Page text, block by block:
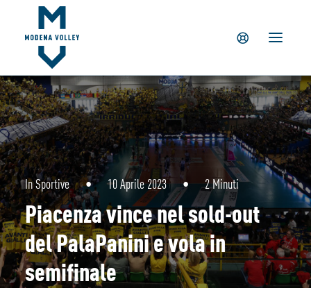
IL CLUB
NEWS
TICKETING
SUMMER CAMP
MV PARTNERS
PALAPANINI
GIOVANILI
ACADEMY
STORE
InSportive • 10 Aprile 2023 • 2 Minuti
Piacenza vince nel sold-out
del PalaPanini e vola in
semifinale